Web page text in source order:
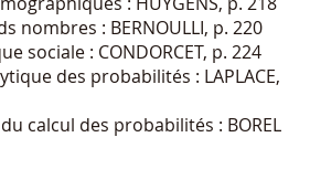
nombres : BERNOULLI, p. 220
sociale : CONDORCET, p. 224
des probabilités : LAPLACE,
calcul des probabilités : BOREL